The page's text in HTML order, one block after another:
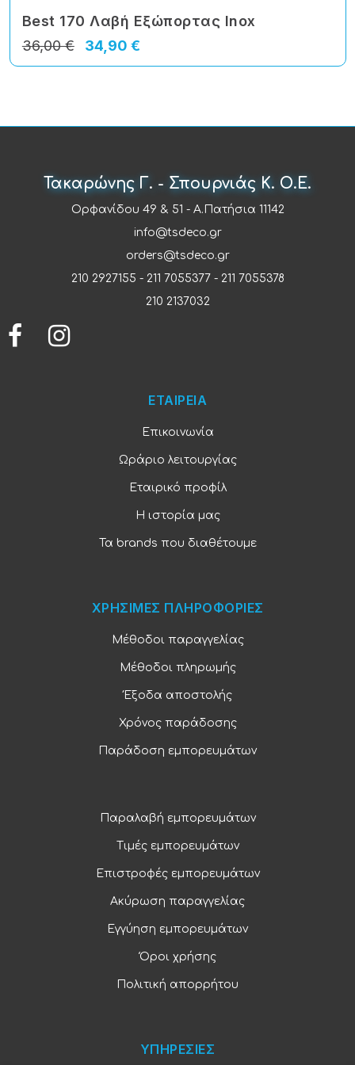
Best 170 Λαβή Εξώπορτας Inox
34,90 €
36,00 €
Τακαρώνης Γ. - Σπουρνιάς Κ. Ο.Ε.
Ορφανίδου 49 & 51 - Α.Πατήσια 11142
info@tsdeco.gr
orders@tsdeco.gr
210 2927155 - 211 7055377- 211 7055378
210 2137032
ΕΤΑΙΡΕΙΑ
Επικοινωνία
Ωράριο λειτουργίας
Εταιρικό προφίλ
Η ιστορία μας
Τα brands που διαθέτουμε
ΧΡΗΣΙΜΕΣ ΠΛΗΡΟΦΟΡΙΕΣ
Μέθοδοι παραγγελίας
Μέθοδοι πληρωμής
Έξοδα αποστολής
Χρόνος παράδοσης
Παράδοση εμπορευμάτων
Παραλαβή εμπορευμάτων
Τιμές εμπορευμάτων
Επιστροφές εμπορευμάτων
Ακύρωση παραγγελίας
Εγγύηση εμπορευμάτων
Όροι χρήσης
Πολιτική απορρήτου
ΥΠΗΡΕΣΙΕΣ